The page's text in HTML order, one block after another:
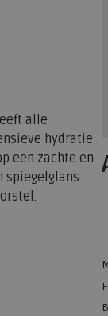
alle
hydratie
een zachte en
spiegelglans